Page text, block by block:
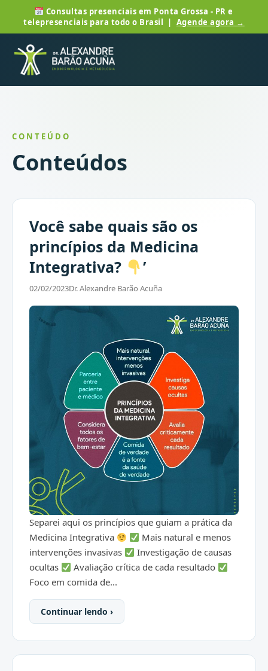
Consultas presenciais em Ponta Grossa - PR e
telepresenciais para todo o Brasil | Agende agora →
CONTEÚDO
Conteúdos
Você sabe quais são os
princípios da Medicina
Integrativa?
’
02/02/2023Dr. Alexandre Barão Acuña
Separei aqui os princípios que guiam a prática da
Medicina Integrativa
Mais natural e menos
intervenções invasivas
Investigação de causas
ocultas
Avaliação crítica de cada resultado
Foco em comida de...
Continuar lendo ›